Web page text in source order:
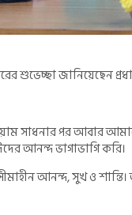
জানিয়েছেন
সাধনার পর আবার
আনন্দ ভাগাভাগি করি।
আনন্দ, সুখ ও